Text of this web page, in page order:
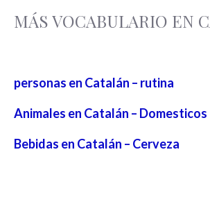
MÁS VOCABULARIO EN
personas en Catalán – rutina
Animales en Catalán – Domesticos
Bebidas en Catalán – Cerveza